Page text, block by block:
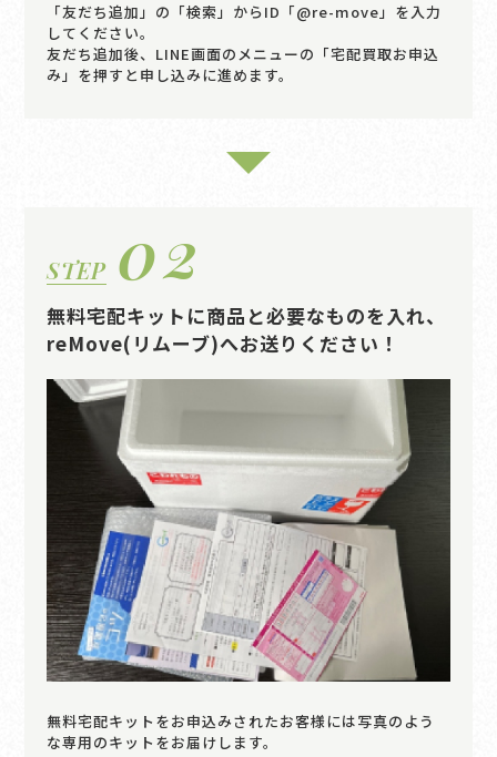
「友だち追加」の「検索」からID「@re-move」を入力
してください。
友だち追加後、LINE画面のメニューの「宅配買取お申込
み」を押すと申し込みに進めます。
STEP 02
無料宅配キットに商品と必要なものを入れ、
reMove(リムーブ)へお送りください！
無料宅配キットをお申込みされたお客様には写真のよう
な専用のキットをお届けします。